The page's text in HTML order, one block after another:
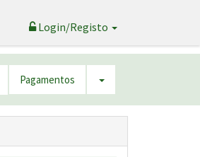
Login/Registo
Pagamentos